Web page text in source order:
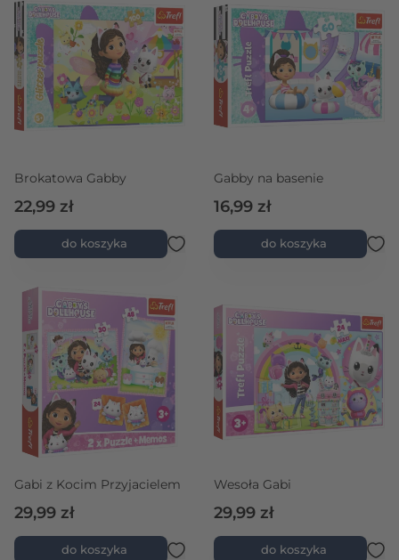
Brokatowa Gabby
22,99 zł
do koszyka
Gabby na basenie
16,99 zł
do koszyka
Gabi z Kocim Przyjacielem
29,99 zł
do koszyka
Wesoła Gabi
29,99 zł
do koszyka